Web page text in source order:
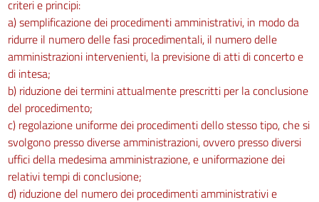
criteri e principi:
a) semplificazione dei procedimenti amministrativi, in modo da
ridurre il numero delle fasi procedimentali, il numero delle
amministrazioni intervenienti, la previsione di atti di concerto e
di intesa;
b) riduzione dei termini attualmente prescritti per la conclusione
del procedimento;
c) regolazione uniforme dei procedimenti dello stesso tipo, che si
svolgono presso diverse amministrazioni, ovvero presso diversi
uffici della medesima amministrazione, e uniformazione dei
relativi tempi di conclusione;
d) riduzione del numero dei procedimenti amministrativi e